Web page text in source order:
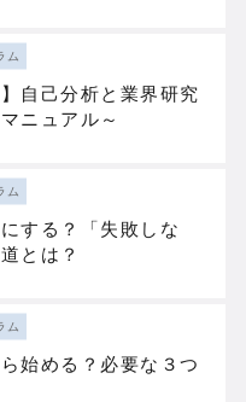
ム
自己分析と業界研究
ニュアル～
ム
する？「失敗しな
とは？
ム
始める？必要な３つ